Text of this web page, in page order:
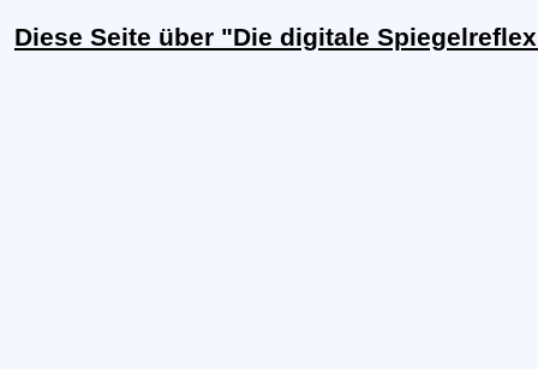
Diese Seite über "Die digitale